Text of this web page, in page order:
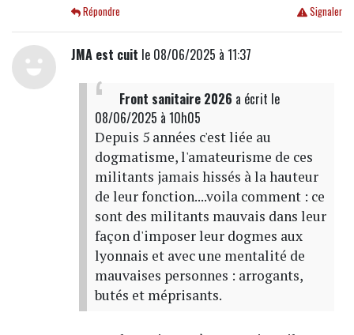
Signaler
Répondre
JMA est cuit le 08/06/2025 à 11:37
Front sanitaire 2026 a écrit le
08/06/2025 à 10h05
Depuis 5 années c'est liée au
dogmatisme, l'amateurisme de ces
militants jamais hissés à la hauteur
de leur fonction....voila comment : ce
sont des militants mauvais dans leur
façon d'imposer leur dogmes aux
lyonnais et avec une mentalité de
mauvaises personnes : arrogants,
butés et méprisants.